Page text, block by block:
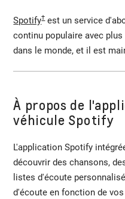
Spotify†est un service
continu populaire avec
dans le monde, et il est
À propos de
véhicule Spotify
L'application Spotify
découvrir des chansons,
listes d'écoute
d'écoute en fonction de